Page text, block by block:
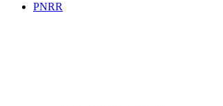
PNRR